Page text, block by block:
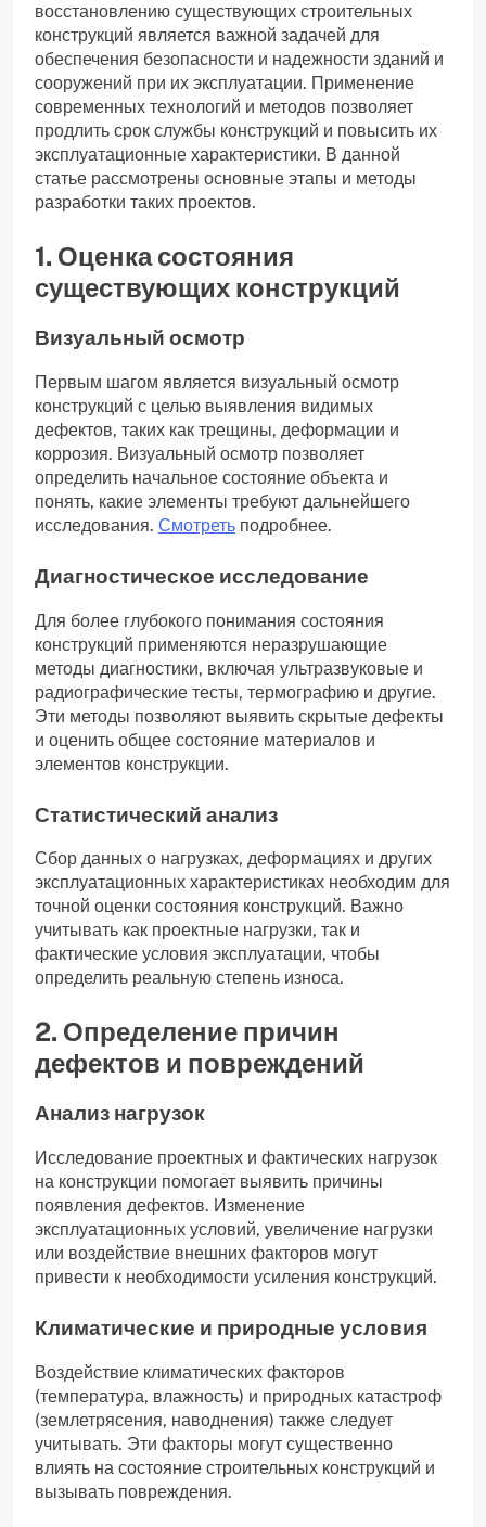
восстановлению существующих строительных
конструкций является важной задачей для
обеспечения безопасности и надежности зданий и
сооружений при их эксплуатации. Применение
современных технологий и методов позволяет
продлить срок службы конструкций и повысить их
эксплуатационные характеристики. В данной
статье рассмотрены основные этапы и методы
разработки таких проектов.
1. Оценка состояния
существующих конструкций
Визуальный осмотр
Первым шагом является визуальный осмотр
конструкций с целью выявления видимых
дефектов, таких как трещины, деформации и
коррозия. Визуальный осмотр позволяет
определить начальное состояние объекта и
понять, какие элементы требуют дальнейшего
исследования. Смотреть подробнее.
Диагностическое исследование
Для более глубокого понимания состояния
конструкций применяются неразрушающие
методы диагностики, включая ультразвуковые и
радиографические тесты, термографию и другие.
Эти методы позволяют выявить скрытые дефекты
и оценить общее состояние материалов и
элементов конструкции.
Статистический анализ
Сбор данных о нагрузках, деформациях и других
эксплуатационных характеристиках необходим для
точной оценки состояния конструкций. Важно
учитывать как проектные нагрузки, так и
фактические условия эксплуатации, чтобы
определить реальную степень износа.
2. Определение причин
дефектов и повреждений
Анализ нагрузок
Исследование проектных и фактических нагрузок
на конструкции помогает выявить причины
появления дефектов. Изменение
эксплуатационных условий, увеличение нагрузки
или воздействие внешних факторов могут
привести к необходимости усиления конструкций.
Климатические и природные условия
Воздействие климатических факторов
(температура, влажность) и природных катастроф
(землетрясения, наводнения) также следует
учитывать. Эти факторы могут существенно
влиять на состояние строительных конструкций и
вызывать повреждения.